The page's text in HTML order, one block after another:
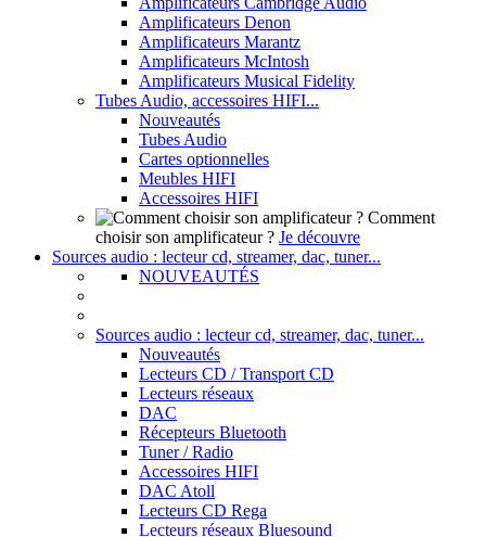
Amplificateurs Denon
Amplificateurs Marantz
Amplificateurs McIntosh
Amplificateurs Musical Fidelity
Tubes Audio, accessoires HIFI...
Nouveautés
Tubes Audio
Cartes optionnelles
Meubles HIFI
Accessoires HIFI
Comment
choisir son amplificateur ? Je découvre
Sources audio : lecteur cd, streamer, dac, tuner...
NOUVEAUTÉS
Sources audio : lecteur cd, streamer, dac, tuner...
Nouveautés
Lecteurs CD / Transport CD
Lecteurs réseaux
DAC
Récepteurs Bluetooth
Tuner / Radio
Accessoires HIFI
DAC Atoll
Lecteurs CD Rega
Lecteurs réseaux Bluesound